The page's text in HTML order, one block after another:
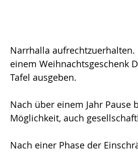
Narrhalla
einem Weihnachtsgeschenk
Tafel ausgeben.
Nach über einem Jahr
Möglichkeit, auch
Nach einer Phase der